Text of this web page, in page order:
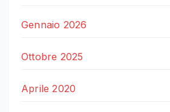
Gennaio 2026
Ottobre 2025
Aprile 2020